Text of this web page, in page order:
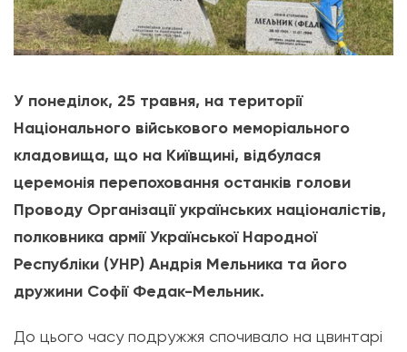
У понеділок, 25 травня, на території
Національного військового меморіального
кладовища, що на Київщині, відбулася
церемонія перепоховання останків голови
Проводу Організації українських націоналістів,
полковника армії Української Народної
Республіки (УНР) Андрія Мельника та його
дружини Софії Федак-Мельник.
До цього часу подружжя спочивало на цвинтарі